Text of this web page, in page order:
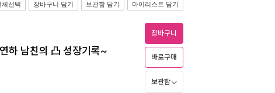
체선택 장바구니 담기 보관함 담기 마이리스트 담기
하 남친의 凸 성장기록~
장바구니
바로구매
보관함